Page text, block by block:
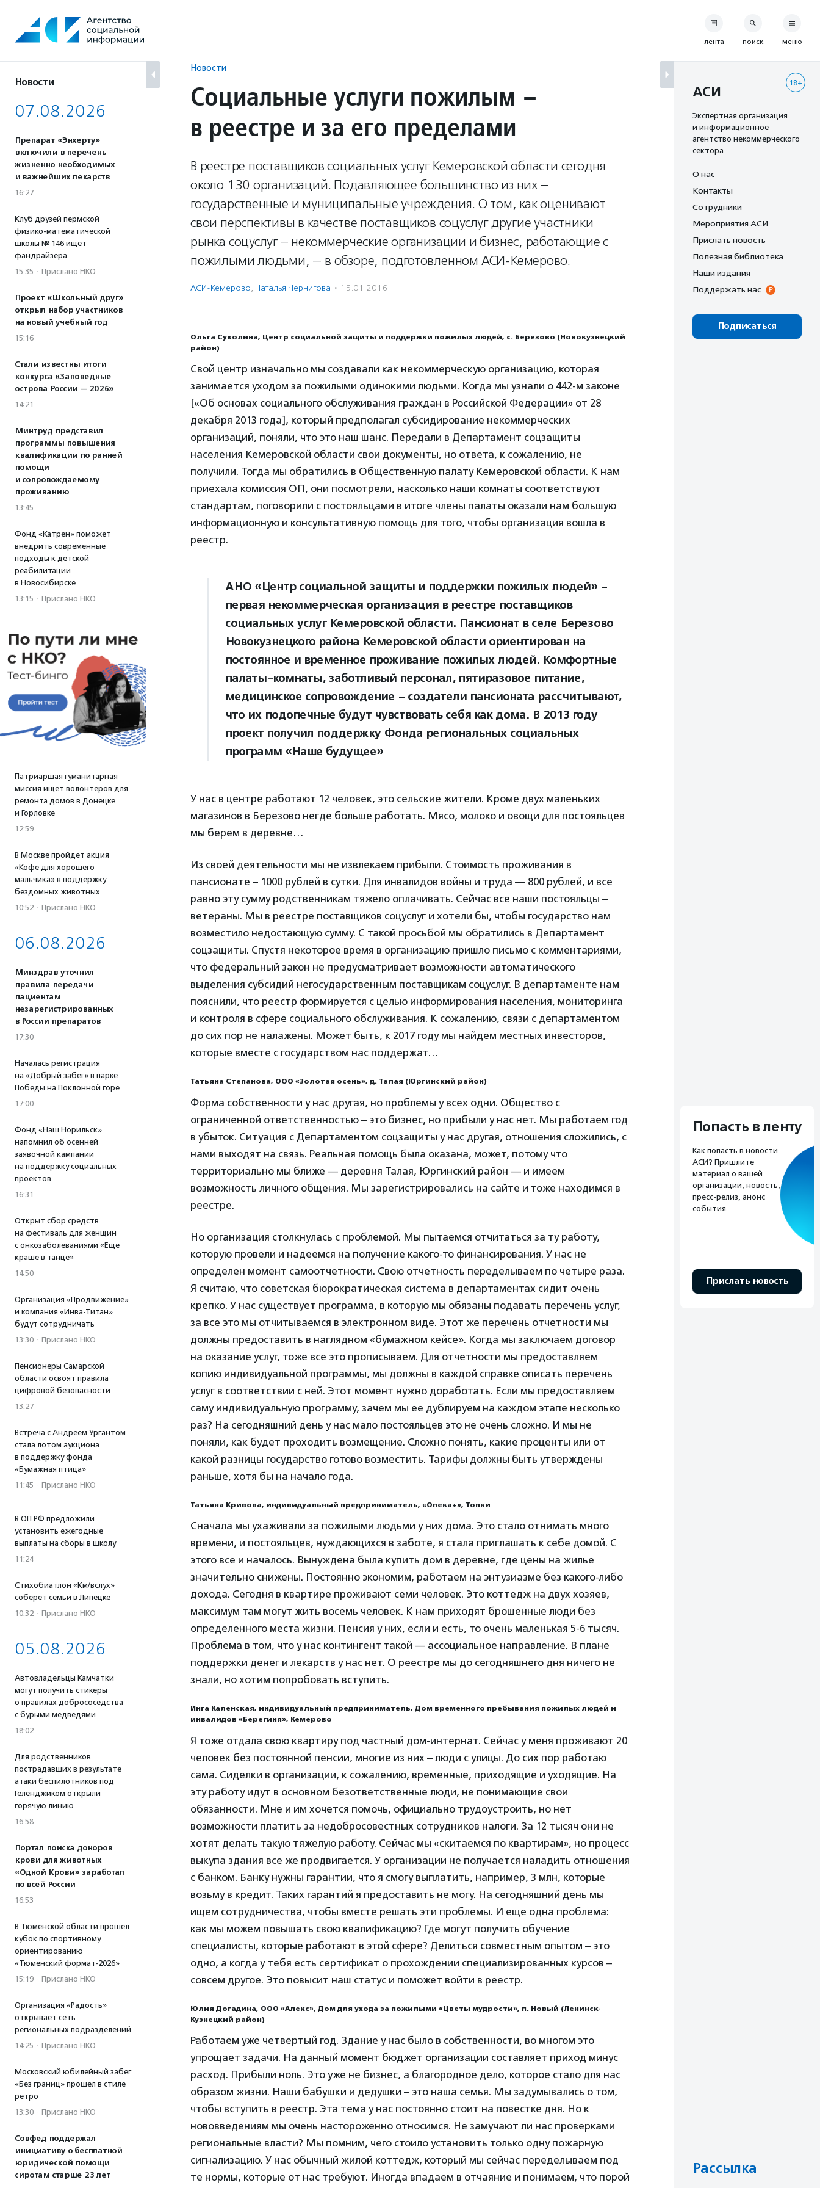
содержанию
Новости
07.08.2026
Препарат «Энхерту»
включили в перечень
жизненно необходимых
и важнейших лекарств
16:27
Клуб друзей пермской
физико-математической
школы № 146 ищет
фандрайзера
15:35 · Прислано НКО
Проект «Школьный друг»
открыл набор участников
на новый учебный год
15:16
Стали известны итоги
конкурса «Заповедные
острова России — 2026»
14:21
Минтруд представил
программы повышения
квалификации по ранней
помощи
и сопровождаемому
проживанию
13:45
Фонд «Катрен» поможет
внедрить современные
подходы к детской
реабилитации
в Новосибирске
13:15 · Прислано НКО
Патриаршая гуманитарная
миссия ищет волонтеров для
ремонта домов в Донецке
и Горловке
12:59
В Москве пройдет акция
«Кофе для хорошего
мальчика» в поддержку
бездомных животных
10:52 · Прислано НКО
06.08.2026
Минздрав уточнил
правила передачи
пациентам
незарегистрированных
в России препаратов
17:30
Началась регистрация
на «Добрый забег» в парке
Победы на Поклонной горе
17:00
Фонд «Наш Норильск»
напомнил об осенней
заявочной кампании
на поддержку социальных
проектов
16:31
Открыт сбор средств
на фестиваль для женщин
с онкозаболеваниями «Еще
краше в танце»
14:50
Организация «Продвижение»
и компания «Инва-Титан»
будут сотрудничать
13:30 · Прислано НКО
Пенсионеры Самарской
области освоят правила
цифровой безопасности
13:27
Встреча с Андреем Ургантом
стала лотом аукциона
в поддержку фонда
«Бумажная птица»
11:45 · Прислано НКО
В ОП РФ предложили
установить ежегодные
выплаты на сборы в школу
11:24
Стихобиатлон «Км/вслух»
соберет семьи в Липецке
10:32 · Прислано НКО
05.08.2026
Автовладельцы Камчатки
могут получить стикеры
о правилах добрососедства
с бурыми медведями
18:02
Для родственников
пострадавших в результате
атаки беспилотников под
Геленджиком открыли
горячую линию
16:58
Портал поиска доноров
крови для животных
«Одной Крови» заработал
по всей России
16:53
В Тюменской области прошел
кубок по спортивному
ориентированию
«Тюменский формат-2026»
15:19 · Прислано НКО
Организация «Радость»
открывает сеть
региональных подразделений
14:25 · Прислано НКО
Московский юбилейный забег
«Без границ» прошел в стиле
ретро
13:30 · Прислано НКО
Совфед поддержал
инициативу о бесплатной
юридической помощи
сиротам старше 23 лет
Новости
Социальные услуги пожилым –
в реестре и за его пределами
В реестре поставщиков социальных услуг Кемеровской области сегодня
около 130 организаций. Подавляющее большинство из них –
государственные и муниципальные учреждения. О том, как оценивают
свои перспективы в качестве поставщиков соцуслуг другие участники
рынка соцуслуг – некоммерческие организации и бизнес, работающие с
пожилыми людьми, — в обзоре, подготовленном АСИ-Кемерово.
АСИ-Кемерово, Наталья Чернигова · 15.01.2016
Ольга Суколина, Центр социальной защиты и поддержки пожилых людей, с. Березово (Новокузнецкий
район)
Свой центр изначально мы создавали как некоммерческую организацию, которая
занимается уходом за пожилыми одинокими людьми. Когда мы узнали о 442-м законе
[«Об основах социального обслуживания граждан в Российской Федерации» от 28
декабря 2013 года], который предполагал субсидирование некоммерческих
организаций, поняли, что это наш шанс. Передали в Департамент соцзащиты
населения Кемеровской области свои документы, но ответа, к сожалению, не
получили. Тогда мы обратились в Общественную палату Кемеровской области. К нам
приехала комиссия ОП, они посмотрели, насколько наши комнаты соответствуют
стандартам, поговорили с постояльцами в итоге члены палаты оказали нам большую
информационную и консультативную помощь для того, чтобы организация вошла в
реестр.
АНО «Центр социальной защиты и поддержки пожилых людей» –
первая некоммерческая организация в реестре поставщиков
социальных услуг Кемеровской области. Пансионат в селе Березово
Новокузнецкого района Кемеровской области ориентирован на
постоянное и временное проживание пожилых людей. Комфортные
палаты-комнаты, заботливый персонал, пятиразовое питание,
медицинское сопровождение – создатели пансионата рассчитывают,
что их подопечные будут чувствовать себя как дома. В 2013 году
проект получил поддержку Фонда региональных социальных
программ «Наше будущее»
У нас в центре работают 12 человек, это сельские жители. Кроме двух маленьких
магазинов в Березово негде больше работать. Мясо, молоко и овощи для постояльцев
мы берем в деревне…
Из своей деятельности мы не извлекаем прибыли. Стоимость проживания в
пансионате – 1000 рублей в сутки. Для инвалидов войны и труда — 800 рублей, и все
равно эту сумму родственникам тяжело оплачивать. Сейчас все наши постояльцы –
ветераны. Мы в реестре поставщиков соцуслуг и хотели бы, чтобы государство нам
возместило недостающую сумму. С такой просьбой мы обратились в Департамент
соцзащиты. Спустя некоторое время в организацию пришло письмо с комментариями,
что федеральный закон не предусматривает возможности автоматического
выделения субсидий негосударственным поставщикам соцуслуг. В департаменте нам
пояснили, что реестр формируется с целью информирования населения, мониторинга
и контроля в сфере социального обслуживания. К сожалению, связи с департаментом
до сих пор не налажены. Может быть, к 2017 году мы найдем местных инвесторов,
которые вместе с государством нас поддержат…
Татьяна Степанова, ООО «Золотая осень», д. Талая (Юргинский район)
Форма собственности у нас другая, но проблемы у всех одни. Общество с
ограниченной ответственностью – это бизнес, но прибыли у нас нет. Мы работаем год
в убыток. Ситуация с Департаментом соцзащиты у нас другая, отношения сложились, с
нами выходят на связь. Реальная помощь была оказана, может, потому что
территориально мы ближе — деревня Талая, Юргинский район — и имеем
возможность личного общения. Мы зарегистрировались на сайте и тоже находимся в
реестре.
Но организация столкнулась с проблемой. Мы пытаемся отчитаться за ту работу,
которую провели и надеемся на получение какого-то финансирования. У нас не
определен момент самоотчетности. Свою отчетность переделываем по четыре раза.
Я считаю, что советская бюрократическая система в департаментах сидит очень
крепко. У нас существует программа, в которую мы обязаны подавать перечень услуг,
за все это мы отчитываемся в электронном виде. Этот же перечень отчетности мы
должны предоставить в наглядном «бумажном кейсе». Когда мы заключаем договор
на оказание услуг, тоже все это прописываем. Для отчетности мы предоставляем
копию индивидуальной программы, мы должны в каждой справке описать перечень
услуг в соответствии с ней. Этот момент нужно доработать. Если мы предоставляем
саму индивидуальную программу, зачем мы ее дублируем на каждом этапе несколько
раз? На сегодняшний день у нас мало постояльцев это не очень сложно. И мы не
поняли, как будет проходить возмещение. Сложно понять, какие проценты или от
какой разницы государство готово возместить. Тарифы должны быть утверждены
раньше, хотя бы на начало года.
Татьяна Кривова, индивидуальный предприниматель, «Опека+», Топки
Сначала мы ухаживали за пожилыми людьми у них дома. Это стало отнимать много
времени, и постояльцев, нуждающихся в заботе, я стала приглашать к себе домой. С
этого все и началось. Вынуждена была купить дом в деревне, где цены на жилье
значительно снижены. Постоянно экономим, работаем на энтузиазме без какого-либо
дохода. Сегодня в квартире проживают семи человек. Это коттедж на двух хозяев,
максимум там могут жить восемь человек. К нам приходят брошенные люди без
определенного места жизни. Пенсия у них, если и есть, то очень маленькая 5-6 тысяч.
Проблема в том, что у нас контингент такой — ассоциальное направление. В плане
поддержки денег и лекарств у нас нет. О реестре мы до сегодняшнего дня ничего не
знали, но хотим попробовать вступить.
Инга Каленская, индивидуальный предприниматель, Дом временного пребывания пожилых людей и
инвалидов «Берегиня», Кемерово
Я тоже отдала свою квартиру под частный дом-интернат. Сейчас у меня проживают 20
человек без постоянной пенсии, многие из них – люди с улицы. До сих пор работаю
сама. Сиделки в организации, к сожалению, временные, приходящие и уходящие. На
эту работу идут в основном безответственные люди, не понимающие свои
обязанности. Мне и им хочется помочь, официально трудоустроить, но нет
возможности платить за недобросовестных сотрудников налоги. За 12 тысяч они не
хотят делать такую тяжелую работу. Сейчас мы «скитаемся по квартирам», но процесс
выкупа здания все же продвигается. У организации не получается наладить отношения
с банком. Банку нужны гарантии, что я смогу выплатить, например, 3 млн, которые
возьму в кредит. Таких гарантий я предоставить не могу. На сегодняшний день мы
ищем сотрудничества, чтобы вместе решать эти проблемы. И еще одна проблема:
как мы можем повышать свою квалификацию? Где могут получить обучение
специалисты, которые работают в этой сфере? Делиться совместным опытом – это
одно, а когда у тебя есть сертификат о прохождении специализированных курсов –
совсем другое. Это повысит наш статус и поможет войти в реестр.
Юлия Догадина, ООО «Алекс», Дом для ухода за пожилыми «Цветы мудрости», п. Новый (Ленинск-
Кузнецкий район)
Работаем уже четвертый год. Здание у нас было в собственности, во многом это
упрощает задачи. На данный момент бюджет организации составляет приход минус
расход. Прибыли ноль. Это уже не бизнес, а благородное дело, которое стало для нас
образом жизни. Наши бабушки и дедушки – это наша семья. Мы задумывались о том,
чтобы вступить в реестр. Эта тема у нас постоянно стоит на повестке дня. Но к
нововведениям мы очень настороженно относимся. Не замучают ли нас проверками
региональные власти? Мы помним, чего стоило установить только одну пожарную
сигнализацию. У нас обычный жилой коттедж, который мы сейчас переделываем под
те нормы, которые от нас требуют. Иногда впадаем в отчаяние и понимаем, что порой
лента поиск меню
18+
АСИ
Экспертная организация
и информационное
агентство некоммерческого
сектора
О нас
Контакты
Сотрудники
Мероприятия АСИ
Прислать новость
Полезная библиотека
Наши издания
Поддержать нас
Подписаться
Попасть в ленту
Как попасть в новости
АСИ? Пришлите
материал о вашей
организации, новость,
пресс-релиз, анонс
события.
Прислать новость
Рассылка